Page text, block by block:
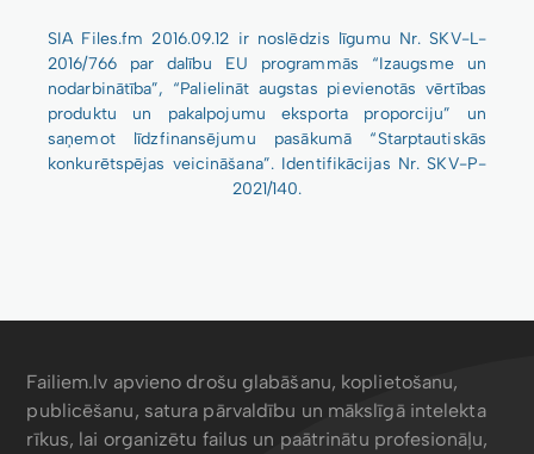
SIA Files.fm 2016.09.12 ir noslēdzis līgumu Nr. SKV-L-
2016/766 par dalību EU programmās “Izaugsme un
nodarbinātība”, “Palielināt augstas pievienotās vērtības
produktu un pakalpojumu eksporta proporciju” un
saņemot līdzfinansējumu pasākumā “Starptautiskās
konkurētspējas veicināšana”. Identifikācijas Nr. SKV-P-
2021/140.
Failiem.lv apvieno drošu glabāšanu, koplietošanu,
publicēšanu, satura pārvaldību un mākslīgā intelekta
rīkus, lai organizētu failus un paātrinātu profesionāļu,